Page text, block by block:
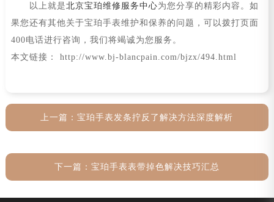
以上就是北京宝珀维修服务中心为您分享的精彩内容。如
果您还有其他关于宝珀手表维护和保养的问题，可以拨打页面
400电话进行咨询，我们将竭诚为您服务。
本文链接： http://www.bj-blancpain.com/bjzx/494.html
上一篇：宝珀手表发条拧反了解决方法深度解析
下一篇： 宝珀手表表带掉色解决技巧汇总